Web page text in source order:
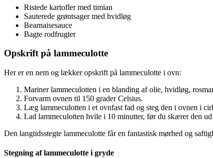
Ristede kartofler med timian
Sauterede grøntsager med hvidløg
Bearnaisesauce
Bagte rodfrugter
Opskrift på lammeculotte
Her er en nem og lækker opskrift på lammeculotte i ovn:
Mariner lammeculotten i en blanding af olie, hvidløg,
Forvarm ovnen til 150 grader Celsius.
Læg lammeculotten i et ovnfast fad og steg den i ovnen i
Lad lammeculotten hvile i 10 minutter, før du skærer den
Den langtidsstegte lammeculotte får en fantastisk mørhed og
Stegning af lammeculotte i gryde